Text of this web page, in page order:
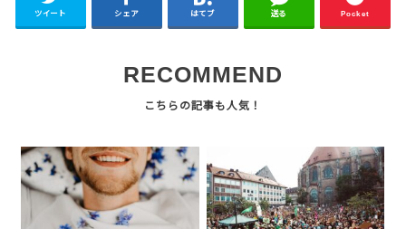
ツイート シェア はてブ 送る Pocket
RECOMMEND